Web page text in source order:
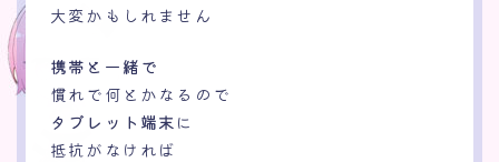
大変かもしれません
携帯と一緒で
慣れで何とかなるので
タブレット端末 に
抵抗がなければ